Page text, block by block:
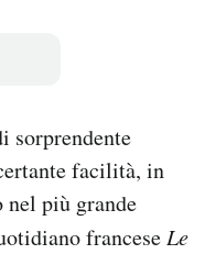
sorprendente
facilità, in
più grande
francese Le